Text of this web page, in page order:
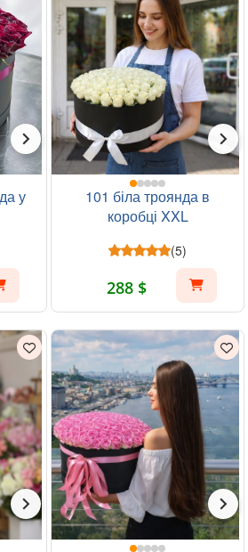
у
101 біла троянда в
коробці XXL
(5)
288 $